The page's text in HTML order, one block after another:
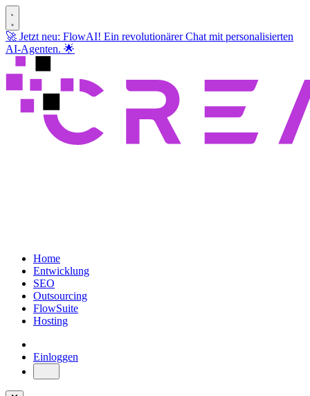
🚀 Jetzt neu: FlowAI! Ein revolutionärer Chat mit personalisierten
AI-Agenten. 🌟
Home
Entwicklung
SEO
Outsourcing
FlowSuite
Hosting
Einloggen